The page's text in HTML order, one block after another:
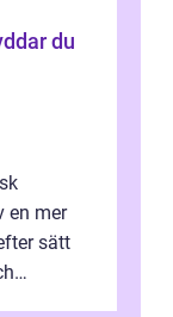
du
en mer
sätt